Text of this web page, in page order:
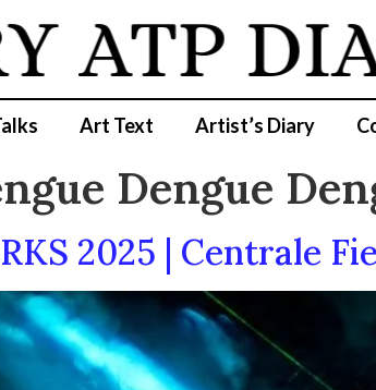
ATP
Art Text Artist’s Diary
Dengue
2025 | Centrale